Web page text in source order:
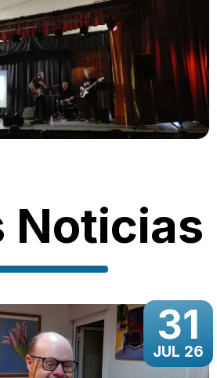
Noticias
31
JUL 26